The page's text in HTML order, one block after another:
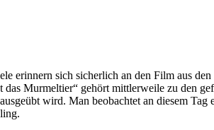
erinnern sich sicherlich an den Film aus
Murmeltier“ gehört mittlerweile zu den
wird. Man beobachtet an diesem